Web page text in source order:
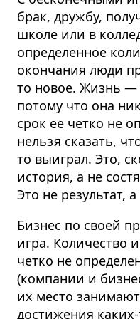
брак, дружбу,
школе или в
определенное
окончания люди
то новое. Жизнь —
потому что она
срок ее четко не
нельзя сказать,
то выиграл. Это,
история, а не
Это не результат,
Бизнес по своей
игра. Количество
четко не
(компании и
их место
достижения